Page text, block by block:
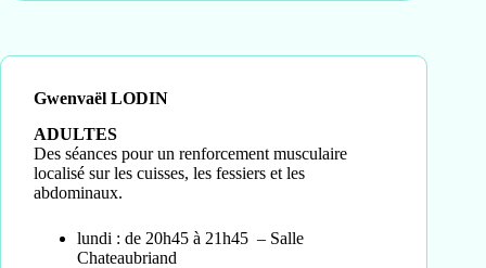
Gwenvaël LODIN
ADULTES
Des séances pour un renforcement musculaire
localisé sur les cuisses, les fessiers et les
abdominaux.
lundi : de 20h45 à 21h45 – Salle
Chateaubriand